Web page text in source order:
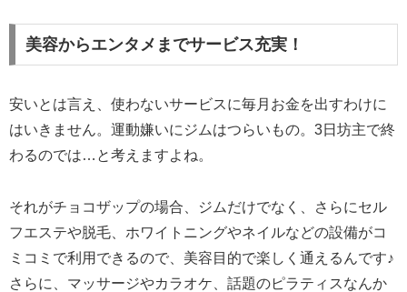
美容からエンタメまでサービス充実！
安いとは言え、使わないサービスに毎月お金を出すわけに
はいきません。運動嫌いにジムはつらいもの。3日坊主で終
わるのでは…と考えますよね。
それがチョコザップの場合、ジムだけでなく、さらにセル
フエステや脱毛、ホワイトニングやネイルなどの設備がコ
ミコミで利用できるので、美容目的で楽しく通えるんです♪
さらに、マッサージやカラオケ、話題のピラティスなんか